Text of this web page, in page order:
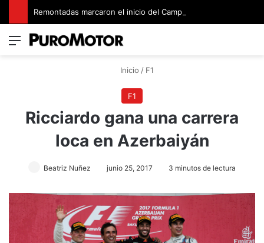
Menú
Inicio / F1
F1
Ricciardo gana una carrera
loca en Azerbaiyán
Beatriz Nuñez junio 25, 2017 3 minutos de lectura